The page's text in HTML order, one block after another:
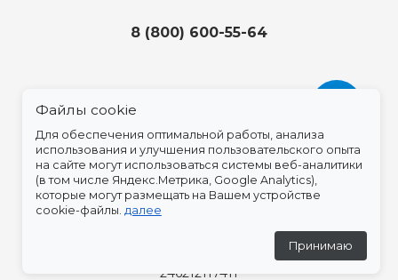
8 (800) 600-55-64
© 2026 Epatagik, Все права защищены
Организация: ИП Станюс Олеся Геннадьевна, ИНН
246212117411
Файлы cookie
Для обеспечения оптимальной работы, анализа
использования и улучшения пользовательского опыта
на сайте могут использоваться системы веб-аналитики
(в том числе Яндекс.Метрика, Google Analytics),
которые могут размещать на Вашем устройстве
cookie-файлы. далее
Принимаю